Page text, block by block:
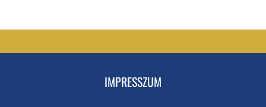
IMPRESSZUM